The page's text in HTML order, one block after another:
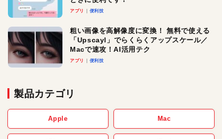
アプリ 便利技
粗い画像を高解像度に変換！ 無料で使える
「Upscayl」でらくらくアップスケール／
Macで速攻！AI活用テク
アプリ 便利技
製品カテゴリ
Apple Mac